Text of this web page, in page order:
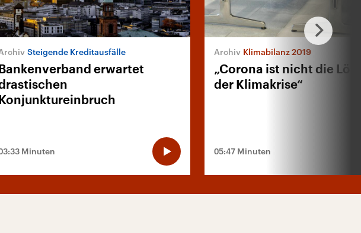
Steigende Kreditausfälle
Bankenverband erwartet
Konjunktureinbruch
Minuten
Klimabilanz 2019
„Corona ist nicht die
der Klimakrise“
05:47 Minuten